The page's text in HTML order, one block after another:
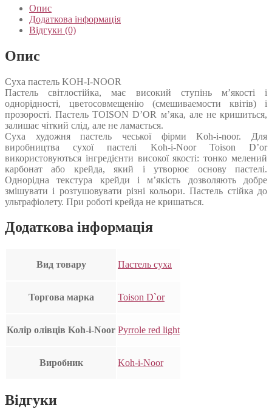
Опис
Додаткова інформація
Відгуки (0)
Опис
Суха пастель KOH-I-NOOR
Пастель світлостійка, має високий ступінь м’якості і
однорідності, цветосовмещенію (смешиваемости квітів) і
прозорості. Пастель TOISON D’OR м’яка, але не кришиться,
залишає чіткий слід, але не ламається.
Суха художня пастель чеської фірми Koh-i-noor. Для
виробництва сухої пастелі Koh-i-Noor Toison D’or
використовуються інгредієнти високої якості: тонко мелений
карбонат або крейда, який і утворює основу пастелі.
Однорідна текстура крейди і м’якість дозволяють добре
змішувати і розтушовувати різні кольори. Пастель стійка до
ультрафіолету. При роботі крейда не кришаться.
Додаткова інформація
Вид товару Пастель суха
Торгова марка Toison D`or
Колір олівців Koh-i-Noor Pyrrole red light
Виробник Koh-i-Noor
Відгуки